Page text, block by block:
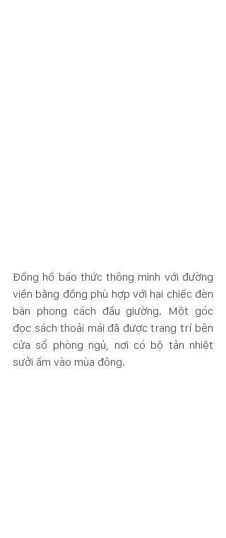
Đồng hồ báo thức thông minh với đường
viền bằng đồng phù hợp với hai chiếc đèn
bàn phong cách đầu giường. Một góc
đọc sách thoải mái đã được trang trí bên
cửa sổ phòng ngủ, nơi có bộ tản nhiệt
sưởi ấm vào mùa đông.